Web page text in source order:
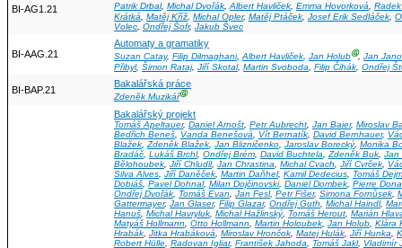
BI-AG1.21 Patrik Drbal, Michal Dvořák,Albert Havliček, Emma Hovorková,
Krátká
Matěj Kříž Michal Opler, Matěj Ptáček Josef Erik Sedláček
Volec Ondřej Šofr, Jakub Švec
BI-AAG.21
Automaty a gramatiky
Suzan Catay, Filip Dilmaghani,Albert Havliček, Jan HolubⒼ, Jan
Přibyl, Šimon Rataj, Jiří Skotal, Martin Svoboda Filip Čihák Ondřej
BI-BAP.21
Bakalářská práce
Zdeněk MuzikářⒼ
Bakalářský projekt
Tomáš Apeltauer, Daniel Arnošt, Petr Aubrecht, Jan Baier, Miroslav
Bedřich Beneš, Vanda Benešová, Vít Bernatík, David Bernhauer,
Blažek,Zdeněk Blažek, Jan Blizničenko, Jaroslav Borecký, Monika
Bradáč, Lukáš Brchl, Ondřej Brém, David Buchtela,Zdeněk Buk, Jan
Bělohoubek, Jiří Chludil, Jan Chrastina, Michal Cvach, Jiří Cvrček,
Silva Alves, Jiří Daněček, Martin Daňhel, Kamil Dedecius, Tomáš
Dobiáš, Pavel Dohnal, Milan Dojčinovski, Daniel Dombek, Pierre
Ondřej Dvořák, Tomáš Evan, Jan Fesl, Petr Fišer, Simona Fornůsek,
Gattermayer, Jan Glaser, Filip Glazar, Ondřej Guth, Michal Haindl,
Hanuš, Michal Havryluk, Michal Hažlinský, Tomáš Herout, Marián
Matyáš Hollmann, Otto Hollmann, Martin Holoubek, Jan Holub, Klára
Hrabák, Jitka Hrabáková, Miroslav Hrončok, Matej Hulák, Jiří Hunka,
Robert Hülle, Radovan Igliar, František Jahoda, Tomáš Jakl, Vladimír